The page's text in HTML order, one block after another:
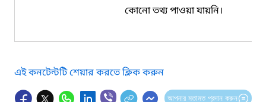
কোনো তথ্য পাওয়া যায়নি।
এই কনটেন্টটি শেয়ার করতে ক্লিক করুন
আপনার মতামত প্রদান করুন